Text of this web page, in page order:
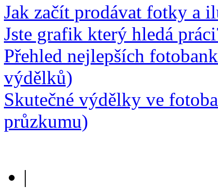
Jak začít prodávat fotky a
Jste grafik který hledá
Přehled nejlepších
výdělků)
Skutečné výdělky ve
průzkumu)
|